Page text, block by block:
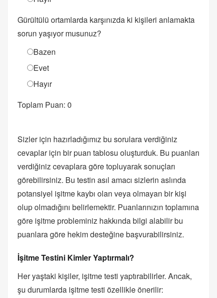
Gürültülü ortamlarda karşınızda ki kişileri anlamakta
sorun yaşıyor musunuz?
Bazen
Evet
Hayır
Toplam Puan: 0
Sizler için hazırladığımız bu sorulara verdiğiniz
cevaplar için bir puan tablosu oluşturduk. Bu puanları
verdiğiniz cevaplara göre topluyarak sonuçları
görebilirsiniz. Bu testin asıl amacı sizlerin aslında
potansiyel işitme kaybı olan veya olmayan bir kişi
olup olmadığını belirlemektir. Puanlarınızın toplamına
göre işitme probleminiz hakkında bilgi alabilir bu
puanlara göre hekim desteğine başvurabilirsiniz.
İşitme Testini Kimler Yaptırmalı?
Her yaştaki kişiler, işitme testi yaptırabilirler. Ancak,
şu durumlarda işitme testi özellikle önerilir: